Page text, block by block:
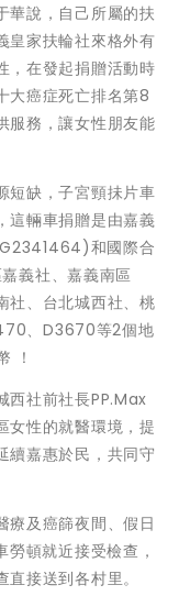
華說，自己所屬的扶
皇家扶輪社來格外有
，在發起捐贈活動時
大癌症死亡排名第8
服務，讓女性朋友能
短缺，子宮頸抺片車
這輛車捐贈是由嘉義
和國際合
義社、嘉義南區
社、台北城西社、桃
、D3670等2個地
！
西社前社長PP.Max
女性的就醫環境，提
續嘉惠於民，共同守
療及癌篩夜間、假日
頓就近接受檢查，
接送到各村里。